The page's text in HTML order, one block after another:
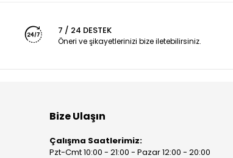
7 / 24 DESTEK
Öneri ve şikayetlerinizi bize iletebilirsiniz.
Bize Ulaşın
Çalışma Saatlerimiz:
Pzt-Cmt 10:00 - 21:00 - Pazar 12:00 - 20:00